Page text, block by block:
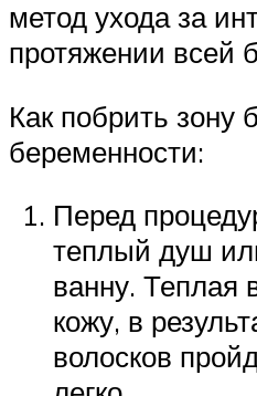
метод ухода за
протяжении всей
Как побрить зону
беременности:
Перед
теплый душ
ванну. Теплая
кожу, в
волосков